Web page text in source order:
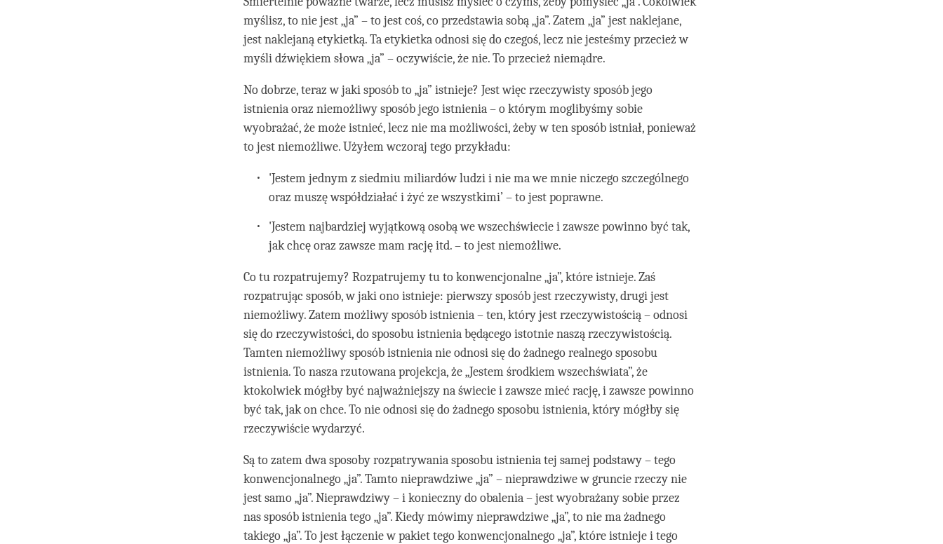
myślisz, to nie jest „ja” – to jest coś, co przedstawia sobą „ja”. Zatem „ja” jest naklejane,
jest naklejaną etykietką. Ta etykietka odnosi się do czegoś, lecz nie jesteśmy przecież w
myśli dźwiękiem słowa „ja” – oczywiście, że nie. To przecież niemądre.
No dobrze, teraz w jaki sposób to „ja” istnieje? Jest więc rzeczywisty sposób jego
istnienia oraz niemożliwy sposób jego istnienia – o którym moglibyśmy sobie
wyobrażać, że może istnieć, lecz nie ma możliwości, żeby w ten sposób istniał, ponieważ
to jest niemożliwe. Użyłem wczoraj tego przykładu:
'Jestem jednym z siedmiu miliardów ludzi i nie ma we mnie niczego szczególnego
oraz muszę współdziałać i żyć ze wszystkimi’ – to jest poprawne.
'Jestem najbardziej wyjątkową osobą we wszechświecie i zawsze powinno być tak,
jak chcę oraz zawsze mam rację itd. – to jest niemożliwe.
Co tu rozpatrujemy? Rozpatrujemy tu to konwencjonalne „ja”, które istnieje. Zaś
rozpatrując sposób, w jaki ono istnieje: pierwszy sposób jest rzeczywisty, drugi jest
niemożliwy. Zatem możliwy sposób istnienia – ten, który jest rzeczywistością – odnosi
się do rzeczywistości, do sposobu istnienia będącego istotnie naszą rzeczywistością.
Tamten niemożliwy sposób istnienia nie odnosi się do żadnego realnego sposobu
istnienia. To nasza rzutowana projekcja, że „Jestem środkiem wszechświata”, że
ktokolwiek mógłby być najważniejszy na świecie i zawsze mieć rację, i zawsze powinno
być tak, jak on chce. To nie odnosi się do żadnego sposobu istnienia, który mógłby się
rzeczywiście wydarzyć.
Są to zatem dwa sposoby rozpatrywania sposobu istnienia tej samej podstawy – tego
konwencjonalnego „ja”. Tamto nieprawdziwe „ja” – nieprawdziwe w gruncie rzeczy nie
jest samo „ja”. Nieprawdziwy – i konieczny do obalenia – jest wyobrażany sobie przez
nas sposób istnienia tego „ja”. Kiedy mówimy nieprawdziwe „ja”, to nie ma żadnego
takiego „ja”. To jest łączenie w pakiet tego konwencjonalnego „ja”, które istnieje i tego